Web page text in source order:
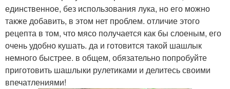
единственное, без использования лука, но его можно
также добавить, в этом нет проблем. отличие этого
рецепта в том, что мясо получается как бы слоеным, его
очень удобно кушать. да и готовится такой шашлык
немного быстрее. в общем, обязательно попробуйте
приготовить шашлыки рулетиками и делитесь своими
впечатлениями!